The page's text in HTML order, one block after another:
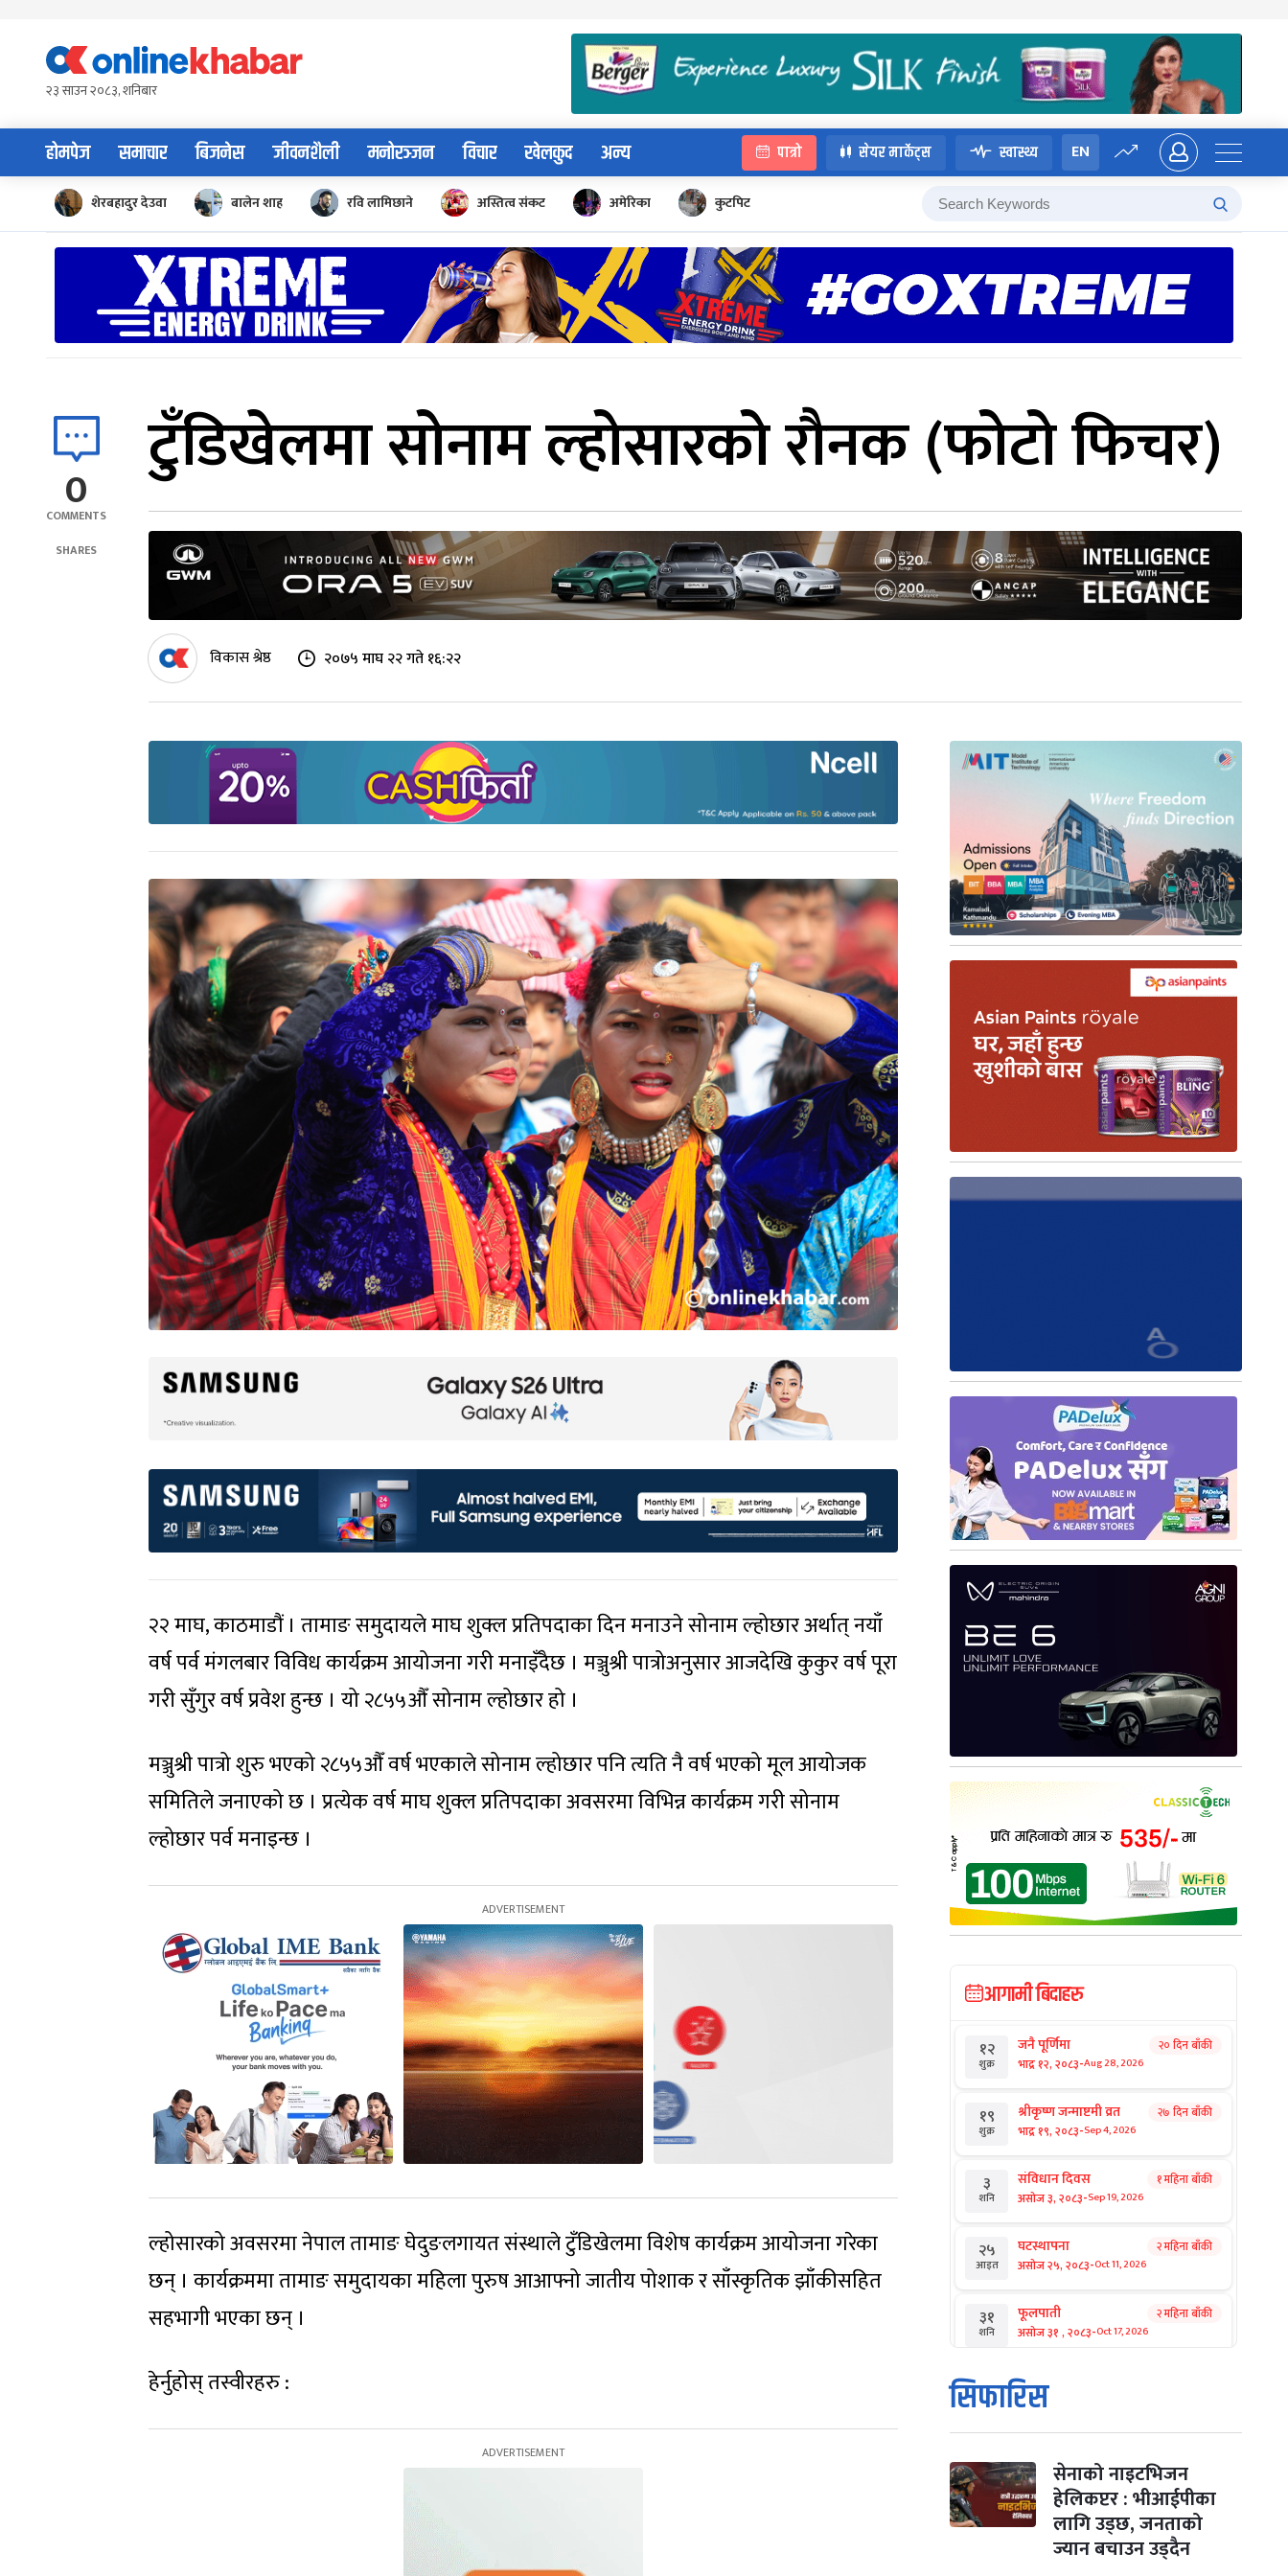
content२३ साउन २०८३, शनिबार
होमपेज समाचार बिजनेस जीवनशैली मनोरञ्जन विचार खेलकुद अन्य पात्रो सेयर मार्केट्स स्वास्थ्य EN
शेरबहादुर देउवा बालेन शाह रवि लामिछाने अस्तित्व संकट अमेरिका कुटपिट
0
COMMENTS
SHARES
टुँडिखेलमा सोनाम ल्होसारको रौनक (फोटो फिचर)
विकास श्रेष्ठ २०७५ माघ २२ गते १६:२२
२२ माघ, काठमाडौं । तामाङ समुदायले माघ शुक्ल प्रतिपदाका दिन मनाउने सोनाम ल्होछार अर्थात् नयाँ
वर्ष पर्व मंगलबार विविध कार्यक्रम आयोजना गरी मनाइँदैछ । मञ्जुश्री पात्रोअनुसार आजदेखि कुकुर वर्ष पूरा
गरी सुँगुर वर्ष प्रवेश हुन्छ । यो २८५५औँ सोनाम ल्होछार हो ।
मञ्जुश्री पात्रो शुरु भएको २८५५औँ वर्ष भएकाले सोनाम ल्होछार पनि त्यति नै वर्ष भएको मूल आयोजक
समितिले जनाएको छ । प्रत्येक वर्ष माघ शुक्ल प्रतिपदाका अवसरमा विभिन्न कार्यक्रम गरी सोनाम
ल्होछार पर्व मनाइन्छ ।
ल्होसारको अवसरमा नेपाल तामाङ घेदुङलगायत संस्थाले टुँडिखेलमा विशेष कार्यक्रम आयोजना गरेका
छन् । कार्यक्रममा तामाङ समुदायका महिला पुरुष आआफ्नो जातीय पोशाक र साँस्कृतिक झाँकीसहित
सहभागी भएका छन् ।
हेर्नुहोस् तस्वीरहरु :
आगामी बिदाहरु
१२
शुक्र
जनै पूर्णिमा
भाद्र १२, २०८३-Aug 28, 2026
२० दिन बाँकी
१९
शुक्र
श्रीकृष्ण जन्माष्टमी व्रत
भाद्र १९, २०८३-Sep 4, 2026
२७ दिन बाँकी
३
शनि
संविधान दिवस
असोज ३, २०८३-Sep 19, 2026
१ महिना बाँकी
२५
आइत
घटस्थापना
असोज २५, २०८३-Oct 11, 2026
२ महिना बाँकी
३१
शनि
फूलपाती
असोज ३१ , २०८३-Oct 17, 2026
२ महिना बाँकी
१
आइत
कार्तिक सङ्क्रान्ति
कार्तिक १, २०८३
मंगल कार्तिक ३, २०८३-Oct 20, 2026
४ विजयादशमी
कार्तिक ४, २०८३ Oct 21, 2026
२ महिना बाँकी
सिफारिस
सेनाको नाइटभिजन
हेलिकप्टर : भीआईपीका
लागि उड्छ, जनताको
ज्यान बचाउन उड्दैन